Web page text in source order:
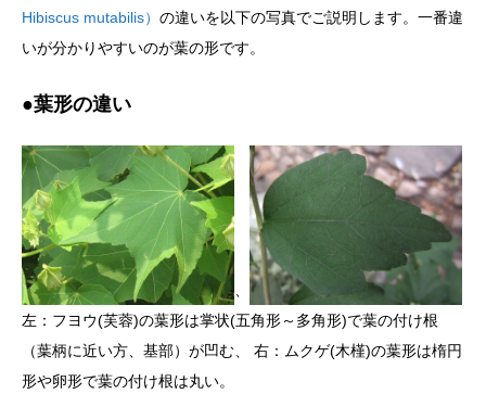
Hibiscus mutabilis） の違いを以下の写真でご説明します。一番違
いが分かりやすいのが葉の形です。
●葉形の違い
、
左：フヨウ(芙蓉)の葉形は掌状(五角形～多角形)で葉の付け根
（葉柄に近い方、基部）が凹む、 右：ムクゲ(木槿)の葉形は楕円
形や卵形で葉の付け根は丸い。